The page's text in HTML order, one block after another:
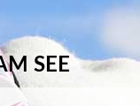
SEE